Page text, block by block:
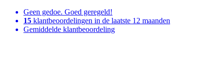
Geen gedoe. Goed geregeld!
15 klantbeoordelingen in de laatste 12 maanden
Gemiddelde klantbeoordeling